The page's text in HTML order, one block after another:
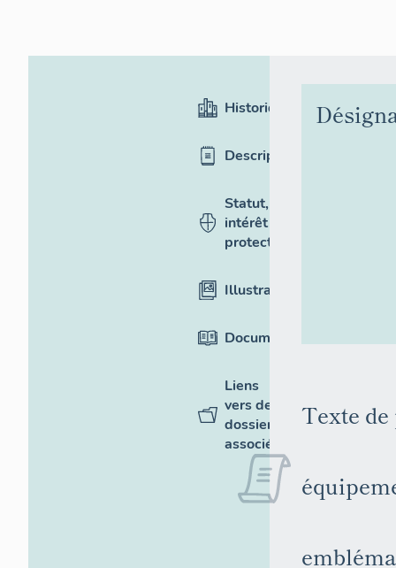
Historique
Description
Statut,
intérêt et
protection
Illustrations
Documentation
Liens
vers des
dossiers
associés
Texte